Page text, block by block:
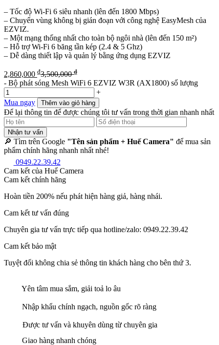
– Tốc độ Wi-Fi 6 siêu nhanh (lên đến 1800 Mbps)
– Chuyển vùng không bị gián đoạn với công nghệ EasyMesh của
EZVIZ.
– Một mạng thống nhất cho toàn bộ ngôi nhà (lên đến 150 m²)
– Hỗ trợ Wi-Fi 6 băng tần kép (2.4 & 5 Ghz)
– Dễ dàng thiết lập và quản lý bằng ứng dụng EZVIZ
2,860,000 ₫3,500,000₫
- Bộ phát sóng Mesh WiFi 6 EZVIZ W3R (AX1800) số lượng
+
Mua ngay
Thêm vào giỏ hàng
Để lại thông tin để được chúng tôi tư vấn trong thời gian nhanh nhất
Nhận tư vấn
🔎 Tìm trên Google "Tên sản phẩm + Huế Camera" để mua sản
phẩm chính hãng nhanh nhất nhé!
0949.22.39.42
Cam kết của Huế Camera
Cam kết chính hãng
Hoàn tiền 200% nếu phát hiện hàng giả, hàng nhái.
Cam kết tư vấn đúng
Chuyên gia tư vấn trực tiếp qua hotline/zalo: 0949.22.39.42
Cam kết bảo mật
Tuyệt đối không chia sẻ thông tin khách hàng cho bên thứ 3.
Yên tâm mua sắm, giải toả lo âu
Nhập khẩu chính ngạch, nguồn gốc rõ ràng
Được tư vấn và khuyên dùng từ chuyên gia
Giao hàng nhanh chóng